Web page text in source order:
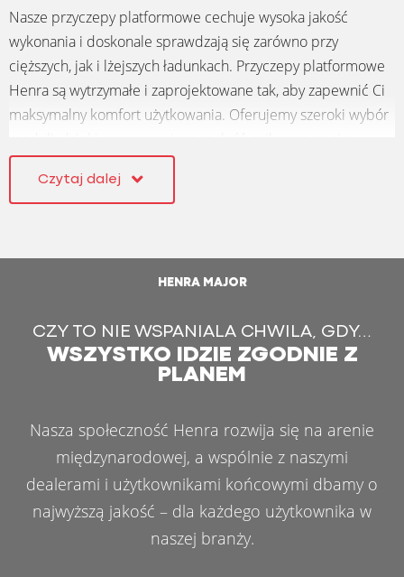
Nasze przyczepy platformowe cechuje wysoka jakość
wykonania i doskonale sprawdzają się zarówno przy
cięższych, jak i lżejszych ładunkach. Przyczepy platformowe
Henra są wytrzymałe i zaprojektowane tak, aby zapewnić Ci
maksymalny komfort użytkowania. Oferujemy szeroki wybór
dopasowaną do swoich potrzeb. Przyczepy platformowe
mają wiele zalet i znakomicie nadają się do przewozu
Przyczepa platformowa Major
Ta przyczepa platformowa jest przystosowana do
intensywnej eksploatacji i została zaprojektowana do
profesjonalnej, ciężkiej pracy. Przyczepa platformowa Major
kg i jest dostępna w wersjach jednoosiowej, dwuosiowej
(tandem) oraz trzyosiowej.
Zalety przyczepy platformowej
Przyczepy platformowe są idealne do przewozu
różnorodnych towarów i narzędzi. Te uniwersalne przyczepy
Czytaj dalej
HENRA MAJOR
CZY TO NIE WSPANIALA CHWILA, GDY…
WSZYSTKO IDZIE ZGODNIE Z
PLANEM
Nasza społeczność Henra rozwija się na arenie
międzynarodowej, a wspólnie z naszymi
dealerami i użytkownikami końcowymi dbamy o
najwyższą jakość – dla każdego użytkownika w
naszej branży.